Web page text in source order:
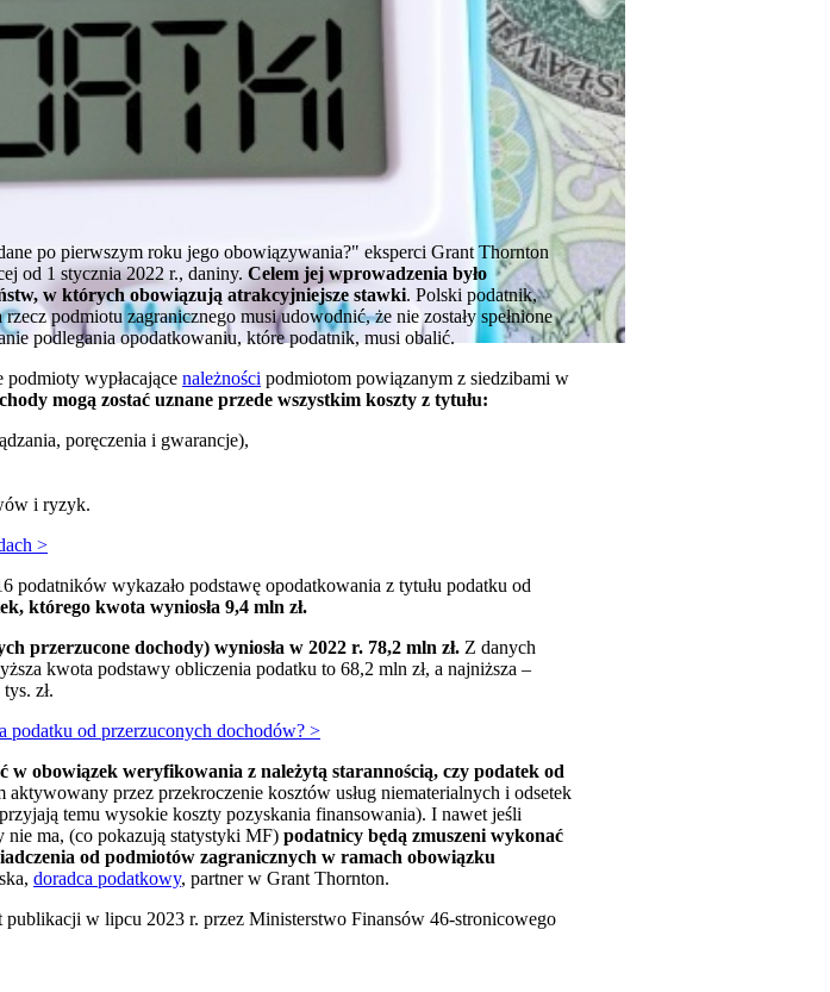
po pierwszym roku jego obowiązywania?" eksperci Grant Thornton
od 1 stycznia 2022 r., daniny. Celem jej wprowadzenia było
w których obowiązują atrakcyjniejsze stawki. Polski podatnik,
podmiotu zagranicznego musi udowodnić, że nie zostały spełnione
podlegania opodatkowaniu, które podatnik, musi obalić.
wypłacające należności podmiotom powiązanym z siedzibami w
mogą zostać uznane przede wszystkim koszty z tytułu:
poręczenia i gwarancje),
i ryzyk.
>
podatników wykazało podstawę opodatkowania z tytułu podatku od
którego kwota wyniosła 9,4 mln zł.
przerzucone dochody) wyniosła w 2022 r. 78,2 mln zł. Z danych
kwota podstawy obliczenia podatku to 68,2 mln zł, a najniższa –
zł.
podatku od przerzuconych dochodów? >
w obowiązek weryfikowania z należytą starannością, czy podatek od
aktywowany przez przekroczenie kosztów usług niematerialnych i odsetek
temu wysokie koszty pozyskania finansowania). I nawet jeśli
nie ma, (co pokazują statystyki MF) podatnicy będą zmuszeni wykonać
od podmiotów zagranicznych w ramach obowiązku
doradca podatkowy, partner w Grant Thornton.
publikacji w lipcu 2023 r. przez Ministerstwo Finansów 46-stronicowego